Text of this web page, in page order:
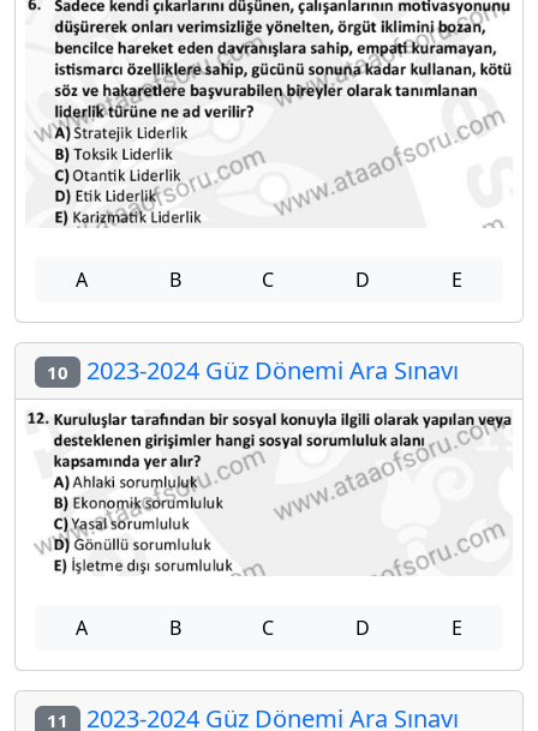
A B C D E
10 2023-2024 Güz Dönemi Ara Sınavı
A B C D E
11 2023-2024 Güz Dönemi Ara Sınavı